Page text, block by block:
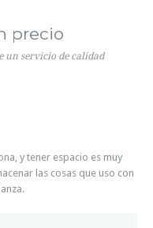
precio
un servicio de calidad
y tener espacio es muy
las cosas que uso con